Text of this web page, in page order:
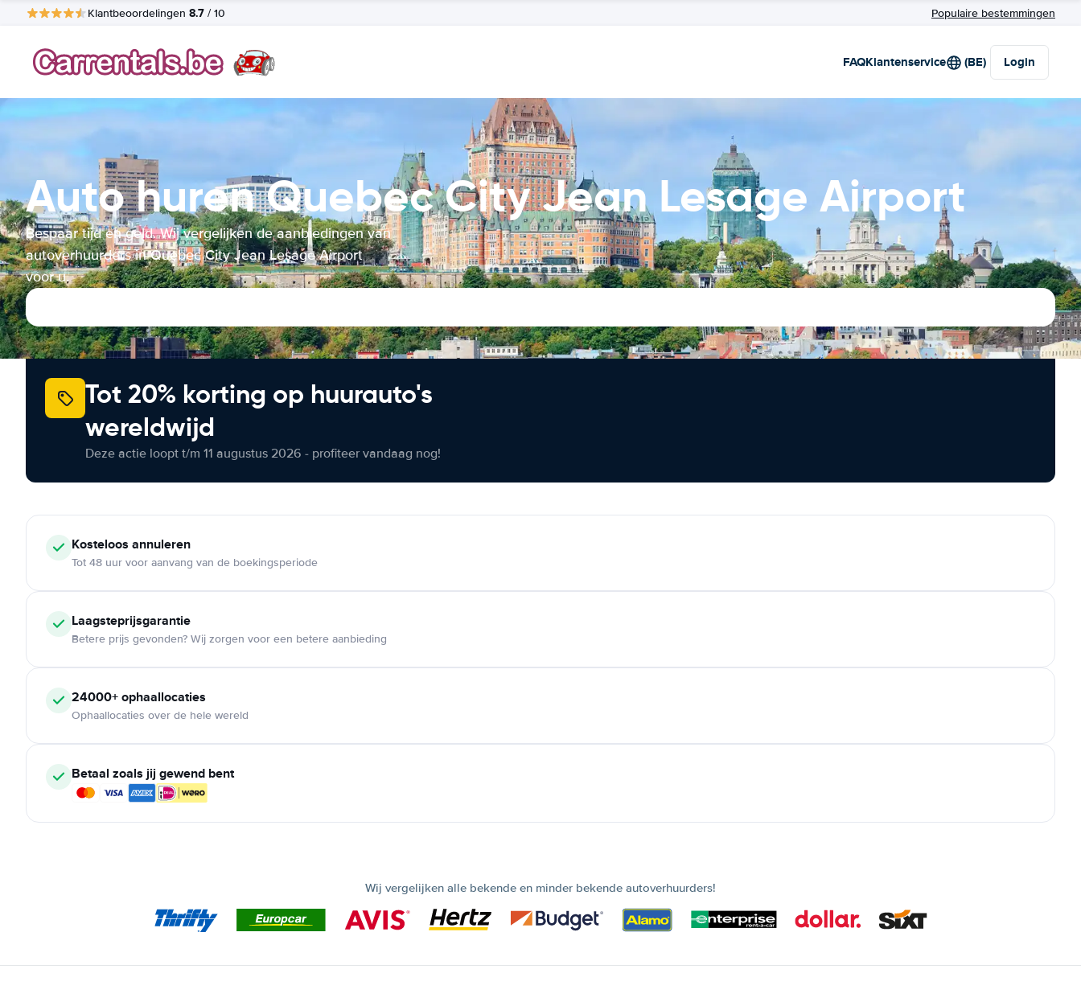
Klantbeoordelingen 8.7 / 10 Populaire bestemmingen
FAQKlantenservice (BE) Login
Auto huren Quebec City Jean Lesage Airport
Bespaar tijd en geld. Wij vergelijken de aanbiedingen van
autoverhuurders in Quebec City Jean Lesage Airport
voor u.
Tot 20% korting op huurauto's
wereldwijd
Deze actie loopt t/m 11 augustus 2026 - profiteer vandaag nog!
Kosteloos annuleren
Tot 48 uur voor aanvang van de boekingsperiode
Laagsteprijsgarantie
Betere prijs gevonden? Wij zorgen voor een betere aanbieding
24000+ophaallocaties
Ophaallocaties over de hele wereld
Betaal zoals jij gewend bent
Wij vergelijken alle bekende en minder bekende autoverhuurders!